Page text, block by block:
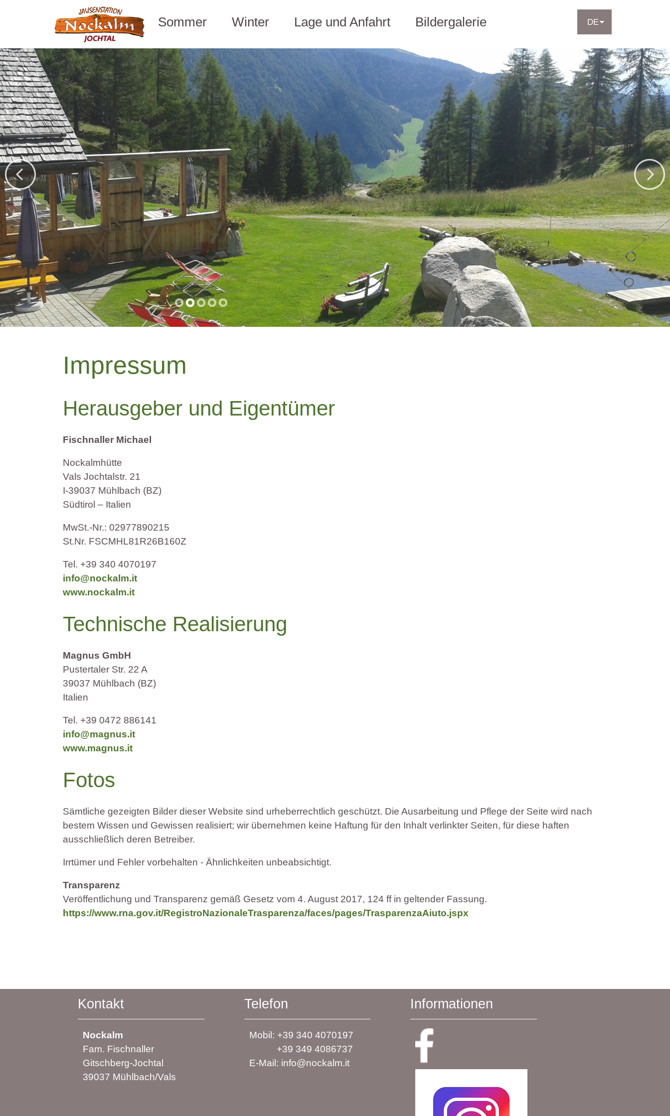
Impressum
Herausgeber und Eigentümer
Fischnaller Michael
Nockalmhütte
Vals Jochtalstr. 21
I-39037 Mühlbach (BZ)
Südtirol – Italien
MwSt.-Nr.: 02977890215
St.Nr. FSCMHL81R26B160Z
Tel. +39 340 4070197
info@nockalm.it
www.nockalm.it
Technische Realisierung
Magnus GmbH
Pustertaler Str. 22 A
39037 Mühlbach (BZ)
Italien
Tel. +39 0472 886141
info@magnus.it
www.magnus.it
Fotos
Sämtliche gezeigten Bilder dieser Website sind urheberrechtlich geschützt. Die Ausarbeitung und Pflege der Seite wird nach
bestem Wissen und Gewissen realisiert; wir übernehmen keine Haftung für den Inhalt verlinkter Seiten, für diese haften
ausschließlich deren Betreiber.
Irrtümer und Fehler vorbehalten - Ähnlichkeiten unbeabsichtigt.
Transparenz
Veröffentlichung und Transparenz gemäß Gesetz vom 4. August 2017, 124 ff in geltender Fassung.
https://www.rna.gov.it/RegistroNazionaleTrasparenza/faces/pages/TrasparenzaAiuto.jspx
Kontakt
Nockalm
Fam. Fischnaller
Gitschberg-Jochtal
39037 Mühlbach/Vals
Telefon
Mobil: +39 340 4070197
+39 349 4086737
E-Mail: info@nockalm.it
Informationen
Sommer Winter Lage und Anfahrt Bildergalerie DE